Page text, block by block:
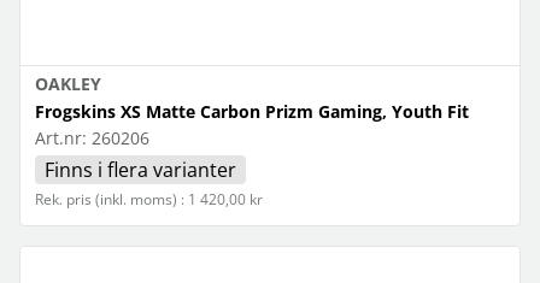
OAKLEY
Frogskins XS Matte Carbon Prizm Gaming, Youth Fit
Art.nr: 260206
Finns i flera varianter
Rek. pris (inkl. moms) : 1 420,00 kr